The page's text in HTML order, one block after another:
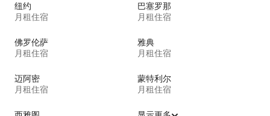
纽约
月租住宿
巴塞罗那
月租住宿
佛罗伦萨
月租住宿
雅典
月租住宿
迈阿密
月租住宿
蒙特利尔
月租住宿